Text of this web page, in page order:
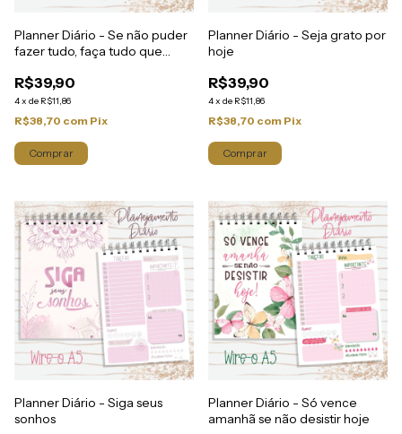
Planner Diário - Se não puder
fazer tudo, faça tudo que
R$39,90
4x de R$11,86
R$38,70 com Pix
Planner Diário - Seja grato por
hoje
R$39,90
4x de R$11,86
R$38,70 com Pix
Planner Diário - Siga seus
sonhos
Planner Diário - Só vence
amanhã se não desistir hoje